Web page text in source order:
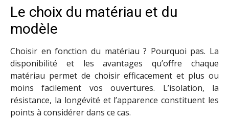
Le choix du matériau et du
modèle
Choisir en fonction du matériau ? Pourquoi pas. La
disponibilité et les avantages qu’offre chaque
matériau permet de choisir efficacement et plus ou
moins facilement vos ouvertures. L’isolation, la
résistance, la longévité et l’apparence constituent les
points à considérer dans ce cas.